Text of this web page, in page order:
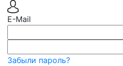
E-Mail
Забыли пароль?